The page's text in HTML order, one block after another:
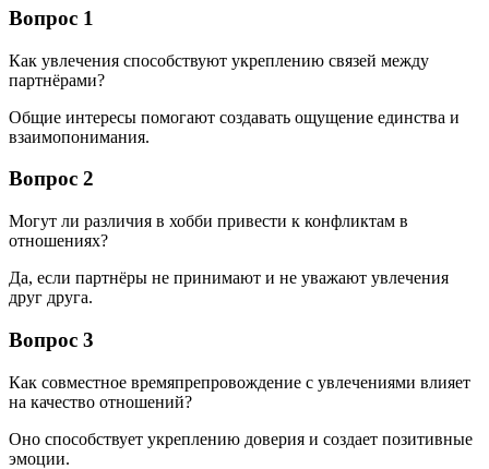
Вопрос 1
Как увлечения способствуют укреплению связей между
партнёрами?
Общие интересы помогают создавать ощущение единства и
взаимопонимания.
Вопрос 2
Могут ли различия в хобби привести к конфликтам в
отношениях?
Да, если партнёры не принимают и не уважают увлечения
друг друга.
Вопрос 3
Как совместное времяпрепровождение с увлечениями влияет
на качество отношений?
Оно способствует укреплению доверия и создает позитивные
эмоции.